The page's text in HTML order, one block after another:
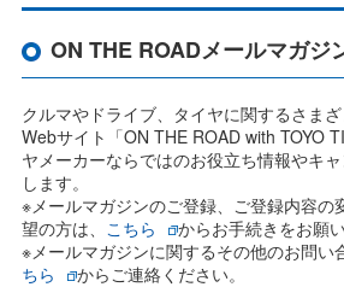
ON THE ROADメールマガジ
クルマやドライブ、タイヤに関するさま
Webサイト「ON THE ROAD with TOYO
ヤメーカーならではのお役立ち情報やキ
します。
※メールマガジンのご登録、ご登録内容の
望の方は、 こちら
からお手続きをお願い
※メールマガジンに関するその他のお問い
ちら
からご連絡ください。